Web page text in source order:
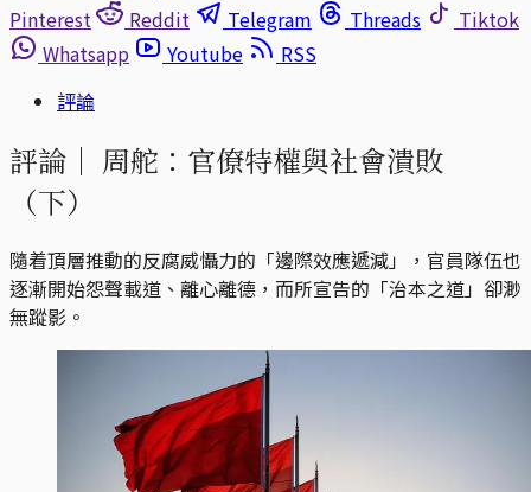
Pinterest
Reddit Telegram Threads
Tiktok
Whatsapp
Youtube
RSS
評論
評論｜ 周舵：官僚特權與社會潰敗
（下）
隨着頂層推動的反腐威懾力的「邊際效應遞減」，官員隊伍也
逐漸開始怨聲載道、離心離德，而所宣告的「治本之道」卻渺
無蹤影。